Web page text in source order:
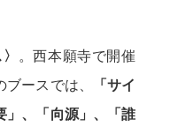
。西本願寺で開催
ースでは、
「サイ
」、「向源」、「誰